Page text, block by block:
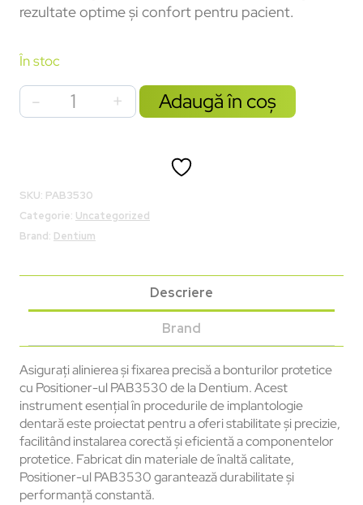
rezultate optime și confort pentru pacient.
În stoc
Adaugă în coș
SKU: PAB3530
Categorie: Uncategorized
Brand: Dentium
Descriere
Brand
Asigurați alinierea și fixarea precisă a bonturilor protetice
cu Positioner-ul PAB3530 de la Dentium. Acest
instrument esențial în procedurile de implantologie
dentară este proiectat pentru a oferi stabilitate și precizie,
facilitând instalarea corectă și eficientă a componentelor
protetice. Fabricat din materiale de înaltă calitate,
Positioner-ul PAB3530 garantează durabilitate și
performanță constantă.